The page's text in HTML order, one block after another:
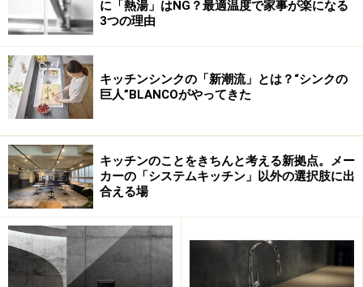
No.5」と呼ぶフレームに、表右上にある「IHプレート
(200V/3,700W)」「テッパンプレート(200V/3,000W)」
「ホット＆チルプレート(200V/1,100W -3度C～+140度
C)」など6種類のプレートの中から必要な機能と数のプレ
ートを選択して組み合わせはめこんで使います。キャス
ター付きのレンジフードやエアーウォール等のユニット
も用意されています。
それぞれの、仕様と価格の詳細はアクシア・インターナ
ショナルまでお問い合わせください。
なお、モバイルキッチンシステムの「ホット＆チルユニ
ット」はヒーターと冷凍コンプレッサーが内蔵され187
に「熱湯」はNG？最適温度で家事が楽になる
3つの理由
キッチンシンクの「新潮流」とは？“シンクの
巨人”BLANCOがやってきた
キッチンのことをきちんと考える新拠点。メー
カーの「システムキッチン」以外の選択肢に出
合える場